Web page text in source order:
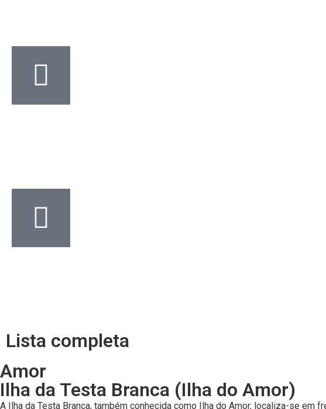
Lista completa
Amor
Ilha da Testa Branca (Ilha do Amor)
A Ilha da Testa Branca, também conhecida como Ilha do Amor, localiza-se em